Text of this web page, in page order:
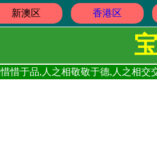
新澳区 香港区
惜惜于品,人之相敬敬于德,人之相